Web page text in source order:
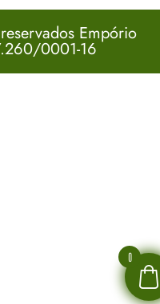
Empório
0001-16
0